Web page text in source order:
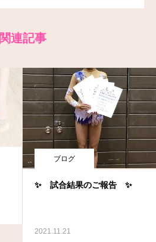
関連記事
ブログ
✨ 試合結果のご報告 ✨
2021.11.21